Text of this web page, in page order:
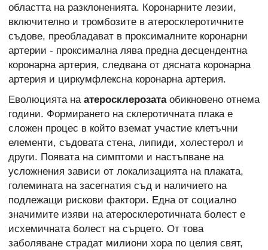
областта на разклоненията. Коронарните лезии,
включително и тромбозите в атеросклеротичните
съдове, преобладават в проксималните коронарни
артерии - проксимална лява предна десцендентна
коронарна артерия, следвана от дясната коронарна
артерия и циркумфлексна коронарна артерия.
Еволюцията на атеросклерозатаобикновено отнема
години. Формирането на склеротичната плака е
сложен процес в който вземат участие клетъчни
елементи, съдовата стена, липиди, холестерол и
други. Появата на симптоми и настъпване на
усложнения зависи от локализацията на плаката,
големината на засегнатия съд и наличието на
подлежащи рискови фактори. Една от социално
значимите изяви на атеросклеротичната болест е
исхемичната болест на сърцето. От това
заболяване страдат милиони хора по целия свят,